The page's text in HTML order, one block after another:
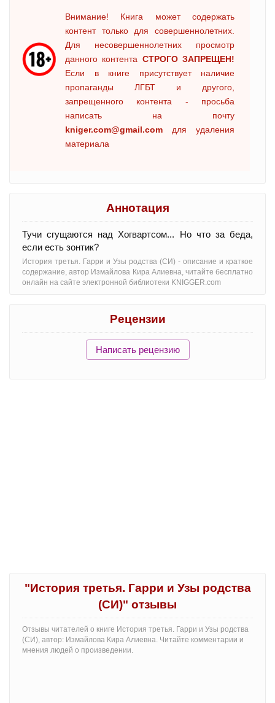
Внимание! Книга может содержать
контент только для совершеннолетних.
Для несовершеннолетних просмотр
данного контента СТРОГО ЗАПРЕЩЕН!
Если в книге присутствует наличие
пропаганды ЛГБТ и другого,
запрещенного контента - просьба
написать на почту
kniger.com@gmail.com для удаления
материала
Аннотация
Тучи сгущаются над Хогвартсом... Но что за беда,
если есть зонтик?
История третья. Гарри и Узы родства (СИ) - oписание и краткое
содержание, автор Измайлова Кира Алиевна, читайте бесплатно
онлайн на сайте электронной библиотеки KNIGGER.com
Рецензии
Написать рецензию
"История третья. Гарри и Узы родства
(СИ)" отзывы
Отзывы читателей о книге История третья. Гарри и Узы родства
(СИ), автор: Измайлова Кира Алиевна. Читайте комментарии и
мнения людей о произведении.